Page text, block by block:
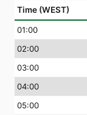
Time (WEST)
01:00
02:00
03:00
04:00
05:00